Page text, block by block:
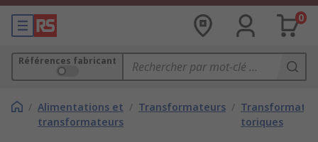
0
Références fabricant
/ Alimentations et
transformateurs
/ Transformateurs /
toriques